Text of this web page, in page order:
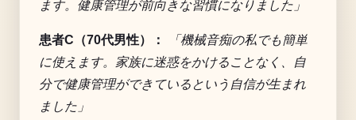
ます。健康管理が前向きな習慣になりました」
患者C（70代男性）：
「機械音痴の私でも簡単
に使えます。家族に迷惑をかけることなく、自
分で健康管理ができているという自信が生まれ
ました」